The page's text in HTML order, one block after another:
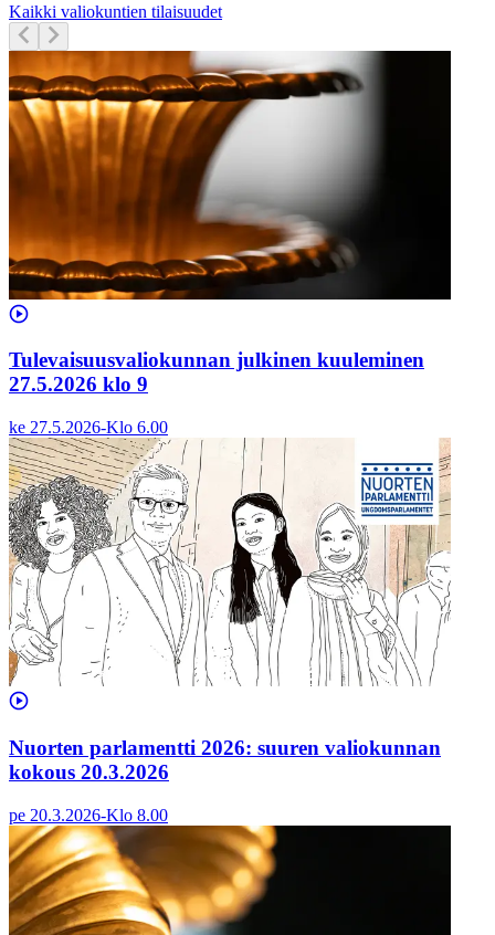
Kaikki valiokuntien tilaisuudet
Tulevaisuusvaliokunnan julkinen kuuleminen
27.5.2026 klo 9
ke 27.5.2026-Klo 6.00
Nuorten parlamentti 2026: suuren valiokunnan
kokous 20.3.2026
pe 20.3.2026-Klo 8.00